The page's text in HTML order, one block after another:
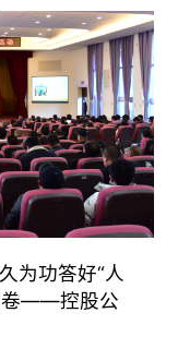
为功答好“人
卷——控股公